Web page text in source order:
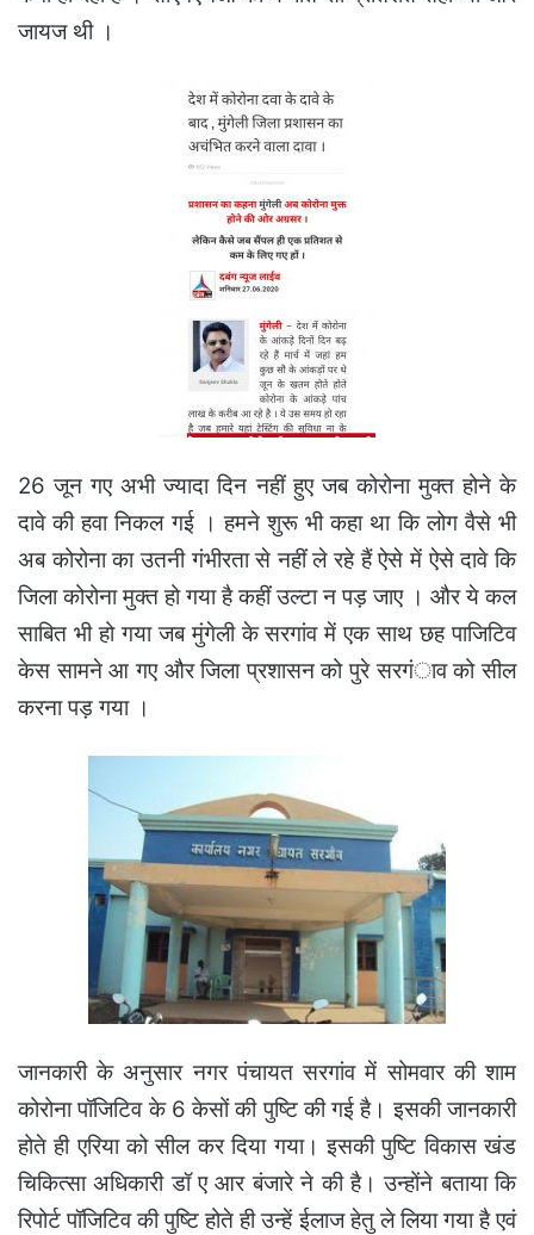
जायज थी ।
26 जून गए अभी ज्यादा दिन नहीं हुए जब कोरोना मुक्त होने के
दावे की हवा निकल गई । हमने शुरू भी कहा था कि लोग वैसे भी
अब कोरोना का उतनी गंभीरता से नहीं ले रहे हैं ऐसे में ऐसे दावे कि
जिला कोरोना मुक्त हो गया है कहीं उल्टा न पड़ जाए । और ये कल
साबित भी हो गया जब मुंगेली के सरगांव में एक साथ छह पाजिटिव
केस सामने आ गए और जिला प्रशासन को पुरे सरगंाव को सील
करना पड़ गया ।
जानकारी के अनुसार नगर पंचायत सरगांव में सोमवार की शाम
कोरोना पॉजिटिव के 6 केसों की पुष्टि की गई है। इसकी जानकारी
होते ही एरिया को सील कर दिया गया। इसकी पुष्टि विकास खंड
चिकित्सा अधिकारी डॉ ए आर बंजारे ने की है। उन्होंने बताया कि
रिपोर्ट पॉजिटिव की पुष्टि होते ही उन्हें ईलाज हेतु ले लिया गया है एवं